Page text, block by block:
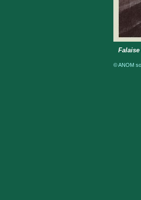
© ANOM